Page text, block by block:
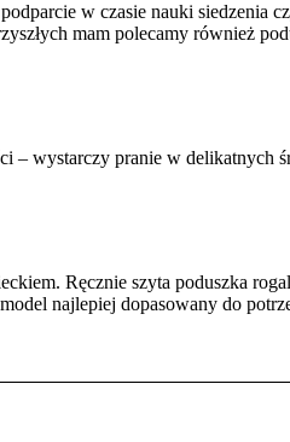
w czasie nauki siedzenia
mam polecamy również
– wystarczy pranie w delikatnych
Ręcznie szyta poduszka
najlepiej dopasowany do